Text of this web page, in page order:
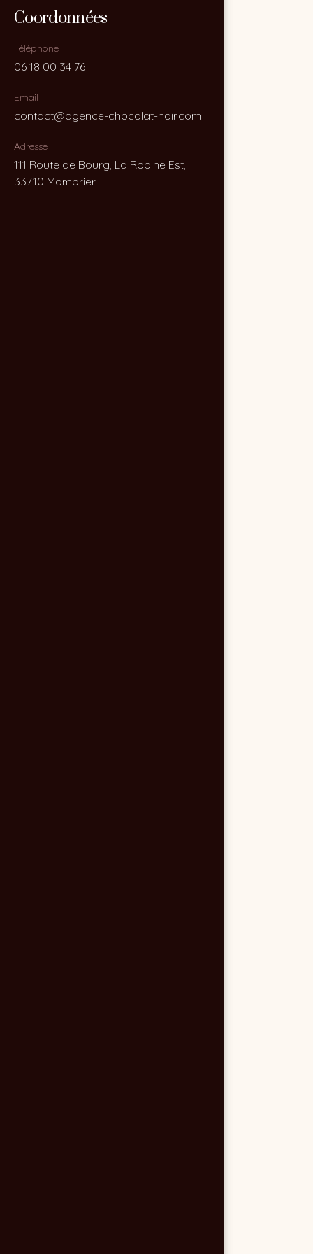
Coordonnées
Téléphone
06 18 00 34 76
Email
contact@agence-chocolat-noir.com
Adresse
111 Route de Bourg, La Robine Est,
33710 Mombrier
Coordonnées
Téléphone
06 18 00 34 76
Email
contact@agence-chocolat-noir.com
Adresse
111 Route de Bourg, La Robine Est,
33710 Mombrier